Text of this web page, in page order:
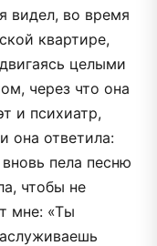
видел, во время
квартире,
целыми
через что она
и психиатр,
она ответила:
пела песню
чтобы не
мне: «Ты